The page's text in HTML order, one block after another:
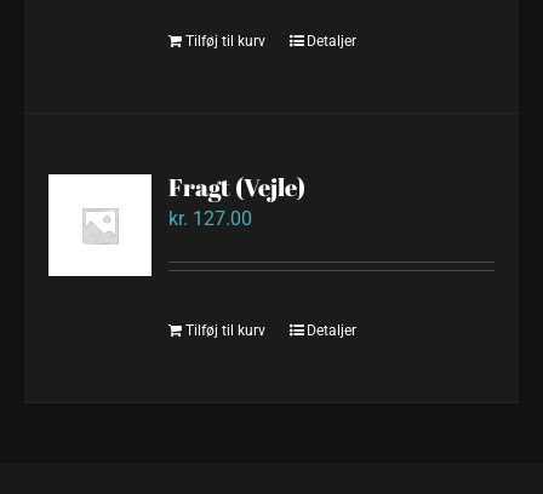
Tilføj til kurv Detaljer
Fragt (Vejle)
kr. 127.00
Tilføj til kurv Detaljer